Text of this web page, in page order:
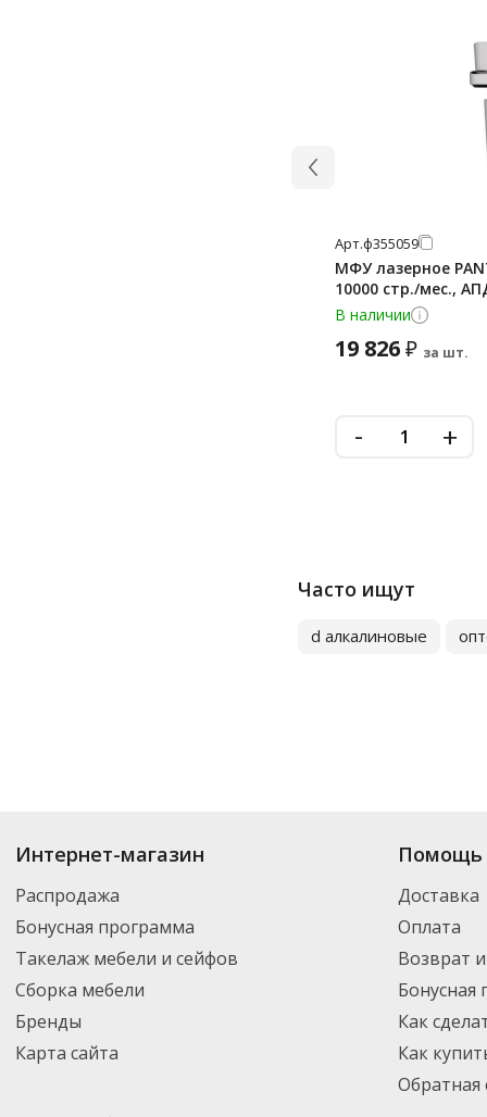
Арт.ф355059
МФУ лазерное
10000 стр./мес.,
В наличии
19 826₽ за шт.
- +
Часто ищут
d алкалиновые
Купить
. В ассортименте
выбрать нужный товар и добавить его в корзину для дальнейшего
транспортной компанией DPD. Для постоянных клиентов - скидка,
Интернет-магазин
Распродажа
Бонусная программа
Такелаж мебели и сейфов
Сборка мебели
Бренды
Карта сайта
Помощь
Доставка
Оплата
Возврат
Бонусная
Как
Как
Обратная